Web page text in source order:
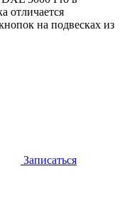
отличается
на подвесках из
Записаться